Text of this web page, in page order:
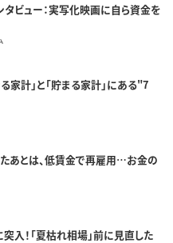
タビュー：実写化映画に自ら資金を
家計」と「貯まる家計」にある"7
あとは、低賃金で再雇用…お金の
入！「夏枯れ相場」前に見直した